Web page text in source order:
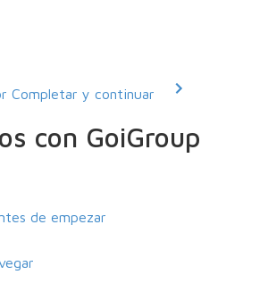
Completar y continuar
con GoiGroup
de empezar